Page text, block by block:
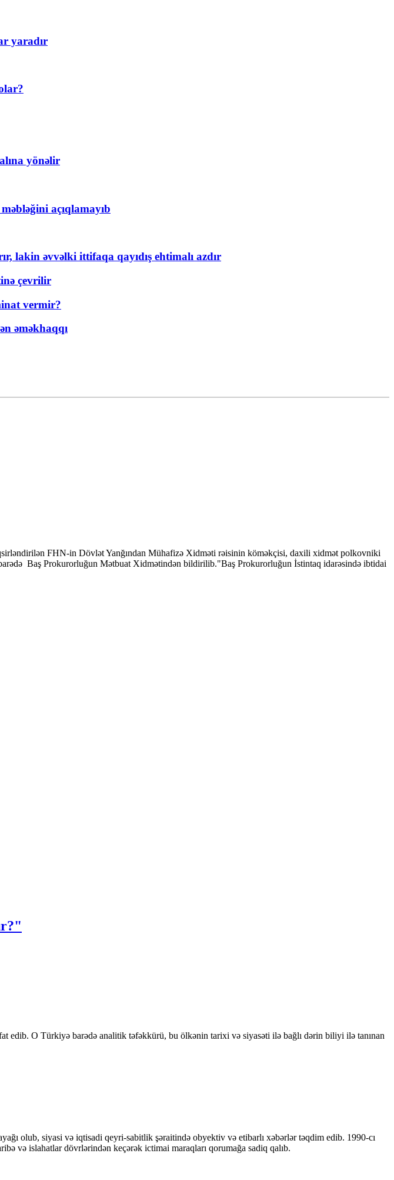
yaradır
yönəlir
açıqlamayıb
lakin əvvəlki ittifaqa qayıdış ehtimalı azdır
çevrilir
vermir?
əməkhaqqı
FHN-in Dövlət Yanğından Mühafizə Xidməti rəisinin köməkçisi, daxili xidmət polkovniki
Baş Prokurorluğun Mətbuat Xidmətindən bildirilib."Baş Prokurorluğun İstintaq idarəsində ibtidai
edib. O Türkiyə barədə analitik təfəkkürü, bu ölkənin tarixi və siyasəti ilə bağlı dərin biliyi ilə tanınan
olub, siyasi və iqtisadi qeyri-sabitlik şəraitində obyektiv və etibarlı xəbərlər təqdim edib. 1990-cı
və islahatlar dövrlərindən keçərək ictimai maraqları qorumağa sadiq qalıb.